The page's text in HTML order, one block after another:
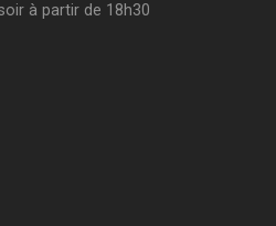
à partir de 18h30